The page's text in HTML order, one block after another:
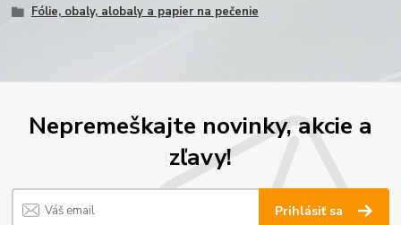
Fólie, obaly, alobaly a papier na pečenie
Nepremeškajte novinky, akcie a
zľavy!
Prihlásiť sa